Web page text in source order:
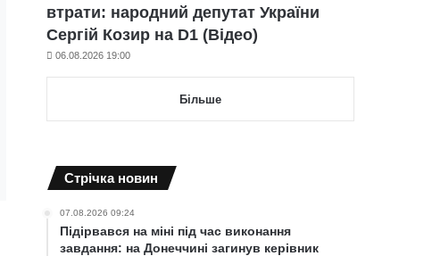
втрати: народний депутат України
Сергій Козир на D1 (Відео)
06.08.2026 19:00
Більше
Cтрічка новин
07.08.2026 09:24
Підірвався на міні під час виконання
завдання: на Донеччині загинув керівник